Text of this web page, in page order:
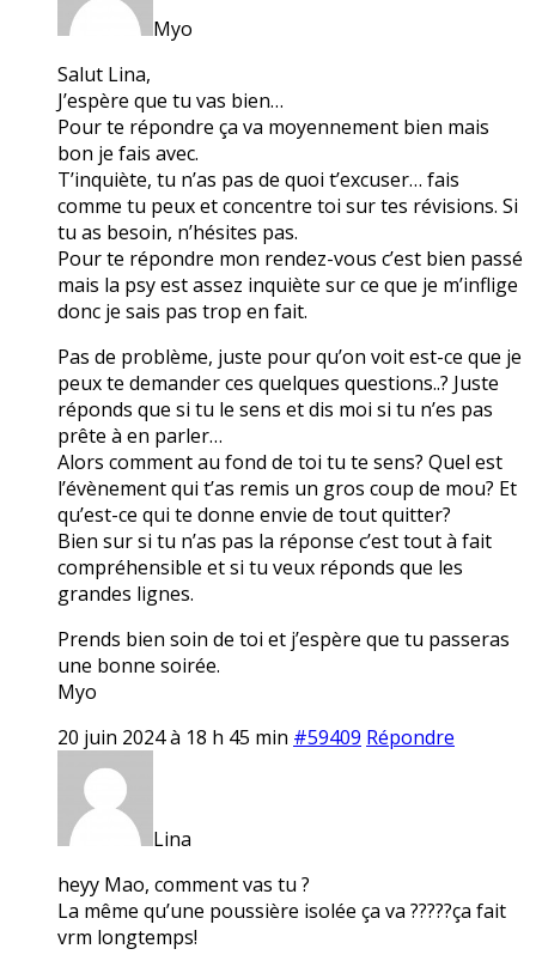
Myo
Salut Lina,
J’espère que tu vas bien…
Pour te répondre ça va moyennement bien mais
bon je fais avec.
T’inquiète, tu n’as pas de quoi t’excuser… fais
comme tu peux et concentre toi sur tes révisions. Si
tu as besoin, n’hésites pas.
Pour te répondre mon rendez-vous c’est bien passé
mais la psy est assez inquiète sur ce que je m’inflige
donc je sais pas trop en fait.
Pas de problème, juste pour qu’on voit est-ce que je
peux te demander ces quelques questions..? Juste
réponds que si tu le sens et dis moi si tu n’es pas
prête à en parler…
Alors comment au fond de toi tu te sens? Quel est
l’évènement qui t’as remis un gros coup de mou? Et
qu’est-ce qui te donne envie de tout quitter?
Bien sur si tu n’as pas la réponse c’est tout à fait
compréhensible et si tu veux réponds que les
grandes lignes.
Prends bien soin de toi et j’espère que tu passeras
une bonne soirée.
Myo
20 juin 2024 à 18 h 45 min #59409 Répondre
Lina
heyy Mao, comment vas tu ?
La même qu’une poussière isolée ça va ?????ça fait
vrm longtemps!